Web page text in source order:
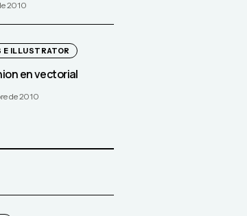
2010
E ILLUSTRATOR
en vectorial
de 2010